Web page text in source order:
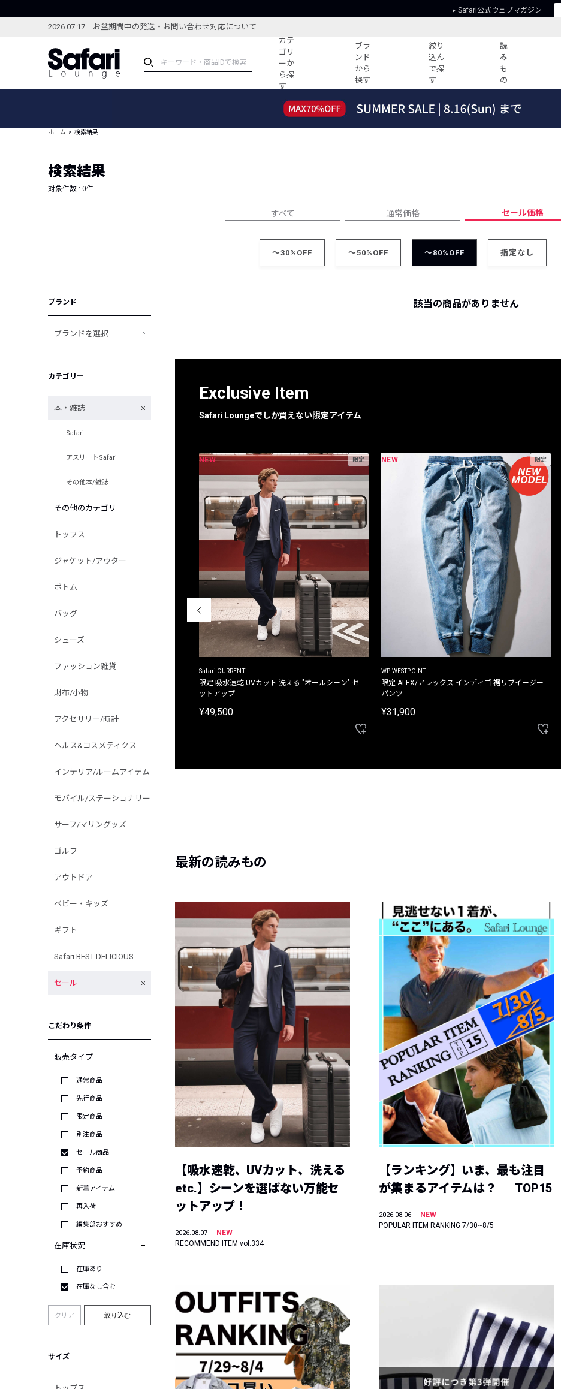
Safari公式ウェブマガジン
2026.07.17 お盆期間中の発送・お問い合わせ対応について
カテ
ゴリ
ーか
ら探
す
ブラ
ンド
から
探す
絞り
込ん
で探
す
読
み
も
の
ブランドから探す
新着アイテム
編集部のおすすめアイテム
すべての記事
人気記事ランキング
ウィークリーコーデ
プライバシーポリシー
ホーム 検索結果
検索結果
対象件数 : 0件
すべて 通常価格 セール価格
～30%OFF ～50%OFF ～80%OFF 指定なし
ブランド
ブランドを選択
カテゴリー
本・雑誌
Safari
アスリートSafari
その他本/雑誌
その他のカテゴリ
トップス
ジャケット/アウター
ボトム
バッグ
シューズ
ファッション雑貨
財布/小物
アクセサリー/時計
ヘルス&コスメティクス
インテリア/ルームアイテム
モバイル/ステーショナリー
サーフ/マリングッズ
ゴルフ
アウトドア
ベビー・キッズ
ギフト
Safari BEST DELICIOUS
セール
こだわり条件
販売タイプ
通常商品
先行商品
限定商品
別注商品
セール商品
予約商品
新着アイテム
再入荷
編集部おすすめ
在庫状況
在庫あり
在庫なし含む
クリア 絞り込む
サイズ
該当の商品がありません
Exclusive Item
Safari Loungeでしか買えない限定アイテム
NEW 限定
Safari CURRENT
限定 吸水速乾 UVカット 洗える "オールシーン" セ
ットアップ
¥49,500
NEW 限定
WP WESTPOINT
限定 ALEX/アレックス インディゴ 裾リブイージー
パンツ
¥31,900
最新の読みもの
【吸水速乾、UVカット、洗える
etc.】シーンを選ばない万能セ
ットアップ！
2026.08.07
NEW
RECOMMEND ITEM vol.334
【ランキング】いま、最も注目
が集まるアイテムは？ ｜ TOP15
2026.08.06
NEW
POPULAR ITEM RANKING 7/30~8/5